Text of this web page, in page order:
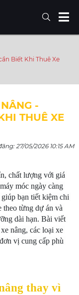
Biết Khi Thuê Xe
-
THUÊ XE
27/05/2026 10:15 AM
chất lượng với giá
móc ngày càng
bạn tiết kiệm chi
theo từng dự án và
dài hạn. Bài viết
nâng, các loại xe
vị cung cấp phù
thay vì